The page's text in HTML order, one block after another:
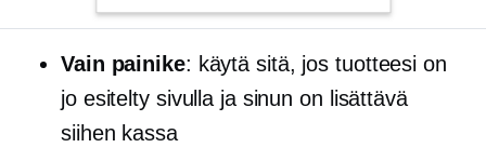
Vain painike: käytä sitä, jos tuotteesi on
jo esitelty sivulla ja sinun on lisättävä
siihen kassa